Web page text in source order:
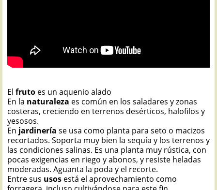
El fruto es un aquenio alado
En la naturaleza es común en los saladares y zonas
costeras, creciendo en terrenos desérticos, halofilos y
yesosos.
En jardinería se usa como planta para seto o macizos
recortados. Soporta muy bien la sequía y los terrenos y
las condiciones salinas. Es una planta muy rústica, con
pocas exigencias en riego y abonos, y resiste heladas
moderadas. Aguanta la poda y el recorte.
Entre sus usos está el aprovechamiento como